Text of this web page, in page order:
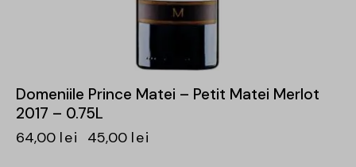
Domeniile Prince Matei – Petit Matei Merlot
2017 – 0.75L
64,00 lei 45,00 lei